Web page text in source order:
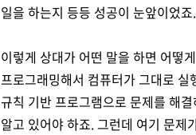
일을 하는지 등등 성공이 눈앞이었
이렇게 상대가 어떤 말을 하면 어떻
프로그래밍해서 컴퓨터가 그대로 실
규칙 기반 프로그램으로 문제를 해
알고 있어야 하죠. 그런데 여기 문제